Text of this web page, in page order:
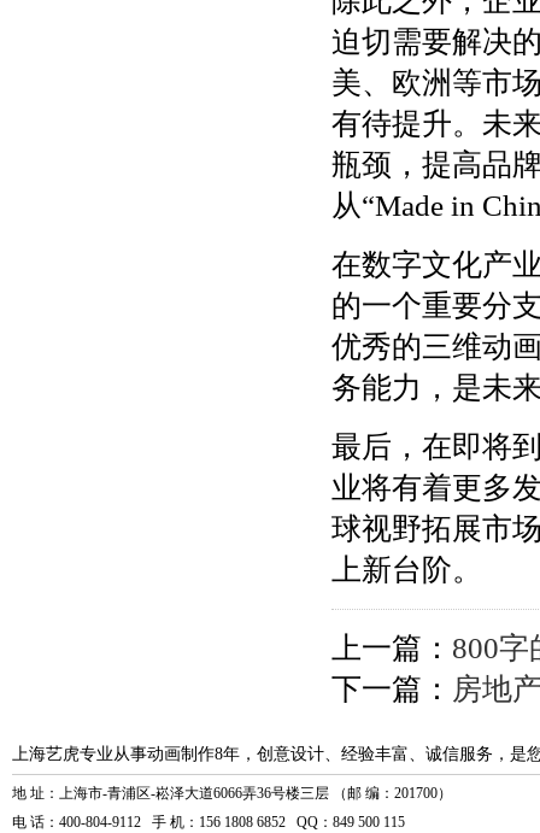
迫切需要解决
美、欧洲等市
有待提升。未
瓶颈，提高品
从“Made in
在数字文化产
的一个重要分
优秀的三维动
务能力，是未
最后，在即将
业将有着更多
球视野拓展市
上新台阶。
上一篇： 800字
下一篇： 房地
上海艺虎专业从事动画制作8年，创意设计、经验丰富、诚信服务，是
地 址：上海市-青浦区-崧泽大道6066弄36号楼三层 （邮 编：201700）
电 话：400-804-9112 手 机：156 1808 6852 QQ：849 500 115